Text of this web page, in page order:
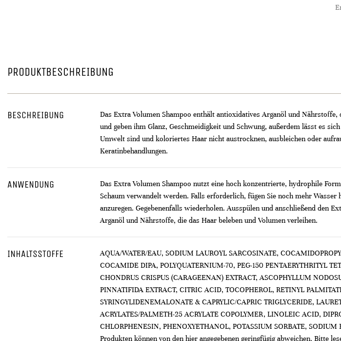
PRODUKTBESCHREIBUNG
BESCHREIBUNG
Das Extra Volumen Shampoo enthält antioxidatives Arganöl und
und geben ihm Glanz, Geschmeidigkeit und Schwung, außerdem lässt es
Umwelt sind und koloriertes Haar nicht austrocknen, ausbleichen oder
Keratinbehandlungen.
ANWENDUNG
Das Extra Volumen Shampoo nutzt eine hoch konzentrierte, hydrophile
Schaum verwandelt werden. Falls erforderlich, fügen Sie noch mehr
anzuregen. Gegebenenfalls wiederholen. Ausspülen und anschließend den
Arganöl und Nährstoffe, die das Haar beleben und Volumen verleihen.
INHALTSSTOFFE
AQUA/WATER/EAU, SODIUM LAUROYL SARCOSINATE,
COCAMIDE DIPA, POLYQUATERNIUM-70, PEG-150 PENTAERYTHRITYL
CHONDRUS CRISPUS (CARAGEENAN) EXTRACT, ASCOPHYLLUM
PINNATIFIDA EXTRACT, CITRIC ACID, TOCOPHEROL, RETINYL
SYRINGYLIDENEMALONATE & CAPRYLIC/CAPRIC TRIGLYCERIDE,
ACRYLATES/PALMETH-25 ACRYLATE COPOLYMER, LINOLEIC ACID,
CHLORPHENESIN, PHENOXYETHANOL, POTASSIUM SORBATE,
Produkten können von den hier angegebenen geringfügig abweichen. Bitte